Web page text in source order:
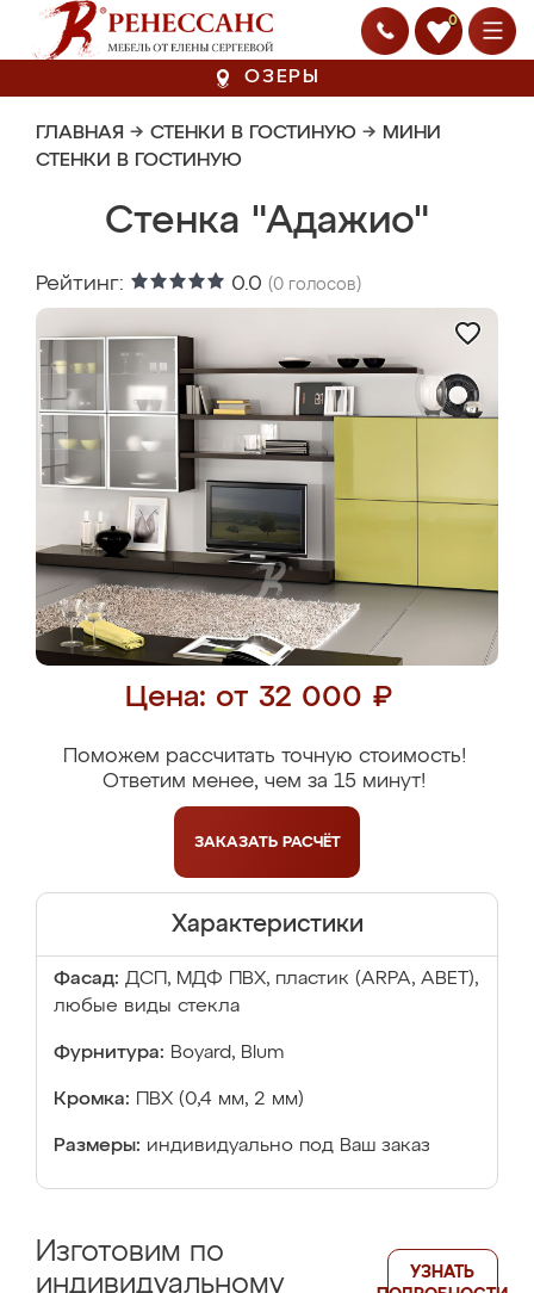
0
ОЗЕРЫ
ГЛАВНАЯ → СТЕНКИ В ГОСТИНУЮ → МИНИ
СТЕНКИ В ГОСТИНУЮ
Стенка "Адажио"
Рейтинг: 0.0 (0 голосов)
Цена: от 32 000 ₽
Поможем рассчитать точную стоимость!
Ответим менее, чем за 15 минут!
ЗАКАЗАТЬ РАСЧЁТ
Характеристики
Фасад: ДСП, МДФ ПВХ, пластик (ARPA, ABET),
любые виды стекла
Фурнитура: Boyard, Blum
Кромка: ПВХ (0,4 мм, 2 мм)
Размеры: индивидуально под Ваш заказ
Изготовим по
индивидуальному
УЗНАТЬ